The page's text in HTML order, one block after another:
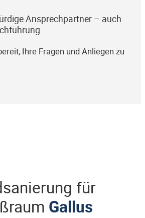
Ansprechpartner – auch
Ihre Fragen und Anliegen zu
für
Gallus